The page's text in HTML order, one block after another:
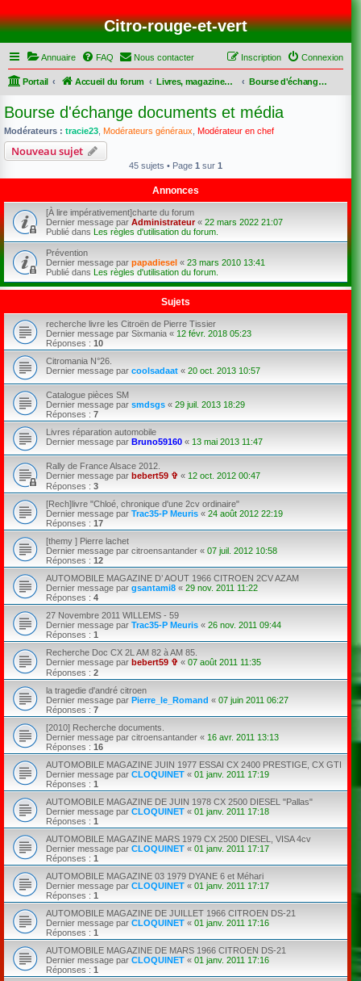
Citro-rouge-et-vert
Annuaire FAQ Nous contacter Connexion
Inscription
Portail Accueil du forum Livres, magazines et média divers Bourse d'échange documents et média
Bourse d'échange documents et média
Modérateurs : tracie23 Modérateurs généraux Modérateur en chef
Nouveau sujet
45 sujets • Page 1 sur 1
Annonces
[À lire impérativement]charte du forum
Dernier message par Administrateur« 22 mars 2022 21:07
Publié dans Les règles d'utilisation du forum.
Prévention
Dernier message par papadiesel « 23 mars 2010 13:41
Publié dans Les règles d'utilisation du forum.
Sujets
recherche livre les Citroën de Pierre Tissier
Dernier message par Sixmania « 12 févr. 2018 05:23
Réponses : 10
Citromania N°26.
Dernier message par coolsadaat « 20 oct. 2013 10:57
Catalogue pièces SM
Dernier message par smdsgs « 29 juil. 2013 18:29
Réponses : 7
Livres réparation automobile
Dernier message par Bruno59160 « 13 mai 2013 11:47
Rally de France Alsace 2012.
Dernier message par bebert59 ✞ « 12 oct. 2012 00:47
Réponses : 3
[Rech]livre "Chloé, chronique d'une 2cv ordinaire"
Dernier message par Trac35-P Meuris « 24 août 2012 22:19
Réponses : 17
[themy ] Pierre lachet
Dernier message par citroensantander « 07 juil. 2012 10:58
Réponses : 12
AUTOMOBILE MAGAZINE D’ AOUT 1966 CITROEN 2CV AZAM
Dernier message par gsantami8 « 29 nov. 2011 11:22
Réponses : 4
27 Novembre 2011 WILLEMS - 59
Dernier message par Trac35-P Meuris « 26 nov. 2011 09:44
Réponses : 1
Recherche Doc CX 2L AM 82 à AM 85.
Dernier message par bebert59 ✞ « 07 août 2011 11:35
Réponses : 2
la tragedie d'andré citroen
Dernier message par Pierre_le_Romand « 07 juin 2011 06:27
Réponses : 7
[2010] Recherche documents.
Dernier message par citroensantander « 16 avr. 2011 13:13
Réponses : 16
AUTOMOBILE MAGAZINE JUIN 1977 ESSAI CX 2400 PRESTIGE, CX GTI
Dernier message par CLOQUINET « 01 janv. 2011 17:19
Réponses : 1
AUTOMOBILE MAGAZINE DE JUIN 1978 CX 2500 DIESEL "Pallas"
Dernier message par CLOQUINET « 01 janv. 2011 17:18
Réponses : 1
AUTOMOBILE MAGAZINE MARS 1979 CX 2500 DIESEL, VISA 4cv
Dernier message par CLOQUINET « 01 janv. 2011 17:17
Réponses : 1
AUTOMOBILE MAGAZINE 03 1979 DYANE 6 et Méhari
Dernier message par CLOQUINET « 01 janv. 2011 17:17
Réponses : 1
AUTOMOBILE MAGAZINE DE JUILLET 1966 CITROEN DS-21
Dernier message par CLOQUINET « 01 janv. 2011 17:16
Réponses : 1
AUTOMOBILE MAGAZINE DE MARS 1966 CITROEN DS-21
Dernier message par CLOQUINET « 01 janv. 2011 17:16
Réponses : 1